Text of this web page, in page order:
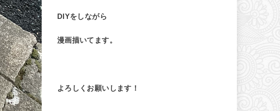
DIYをしながら
漫画描いてます。
よろしくお願いします！